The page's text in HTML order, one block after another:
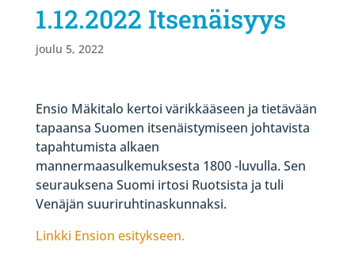
1.12.2022 Itsenäisyys
joulu 5, 2022
Ensio Mäkitalo kertoi värikkääseen ja tietävään
tapaansa Suomen itsenäistymiseen johtavista
tapahtumista alkaen
mannermaasulkemuksesta 1800 -luvulla. Sen
seurauksena Suomi irtosi Ruotsista ja tuli
Venäjän suuriruhtinaskunnaksi.
Linkki Ension esitykseen.